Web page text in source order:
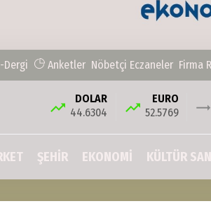
Dergi Anketler Nöbetçi Eczaneler Firma
DOLAR
44.6304
EURO
52.5769
ŞEHIR EKONOMİ KÜLTÜR